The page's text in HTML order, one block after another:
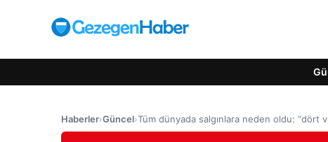
Haberler›Güncel›Tüm dünyada salgınlara neden oldu: “dört